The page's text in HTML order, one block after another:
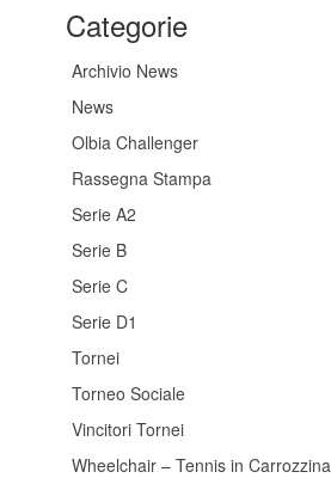
Categorie
Archivio News
News
Olbia Challenger
Rassegna Stampa
Serie A2
Serie B
Serie C
Serie D1
Tornei
Torneo Sociale
Vincitori Tornei
Wheelchair – Tennis in Carrozzina